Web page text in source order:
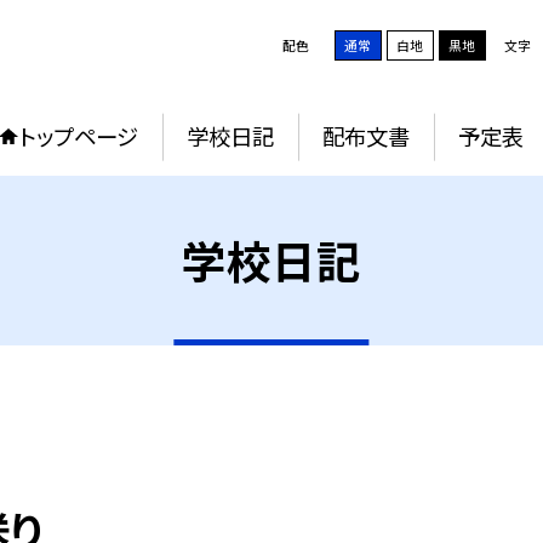
配色 通常 白地 黒地 文字
トップページ 学校日記 配布文書 予定表
学校日記